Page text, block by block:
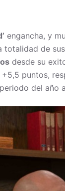
engancha, y
totalidad de
desde su
puntos,
del año